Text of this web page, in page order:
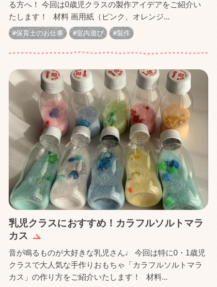
る方へ！ 今回は0歳児クラスの製作アイデアをご紹介い
たします！ 材料 画用紙（ピンク、オレンジ...
保育士のお仕事 室内遊び 製作
乳児クラスにおすすめ！カラフルソルトマラ
カス
音が鳴るものが大好きな乳児さん♩ 今回は特に0・1歳児
クラスで大人気な手作りおもちゃ「カラフルソルトマラ
カス」の作り方をご紹介いたします！ 材料...